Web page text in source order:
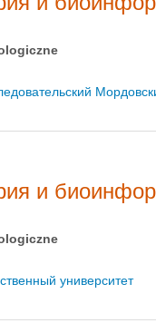
и
университет